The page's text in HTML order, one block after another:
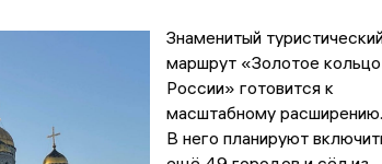
Знаменитый
маршрут «Золотое кольцо
России» готовится к
масштабному расширению.
В него планируют